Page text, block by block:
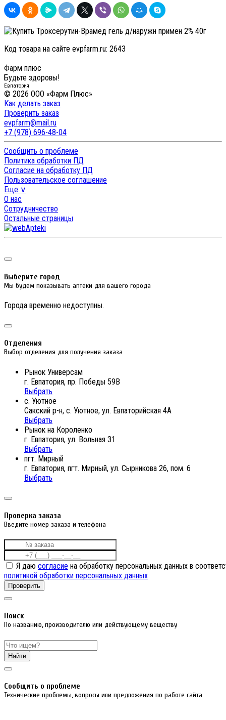
Код товара на сайте evpfarm.ru: 2643
Фарм плюс
Будьте здоровы!
Евпатория
© 2026 ООО «Фарм Плюс»
Как делать заказ
Проверить заказ
evpfarm@mail.ru
+7 (978) 696-48-04
Сообщить о проблеме
Политика обработки ПД
Согласие на обработку ПД
Пользовательское соглашение
Еще ∨
О нас
Сотрудничество
Остальные страницы
Выберите город
Мы будем показывать аптеки для вашего города
Города временно недоступны.
Отделения
Выбор отделения для получения заказа
Рынок Универсам
г. Евпатория, пр. Победы 59В
Выбрать
с. Уютное
Сакский р-н, с. Уютное, ул. Евпаторийская 4А
Выбрать
Рынок на Короленко
г. Евпатория, ул. Вольная 31
Выбрать
пгт. Мирный
г. Евпатория, пгт. Мирный, ул. Сырникова 26, пом. 6
Выбрать
Проверка заказа
Введите номер заказа и телефона
Я даю согласие на обработку персональных данных в
политикой обработки персональных данных
Проверить
Поиск
По названию, производителю или действующему веществу
Найти
Cообщить о проблеме
Технические проблемы, вопросы или предложения по работе сайта